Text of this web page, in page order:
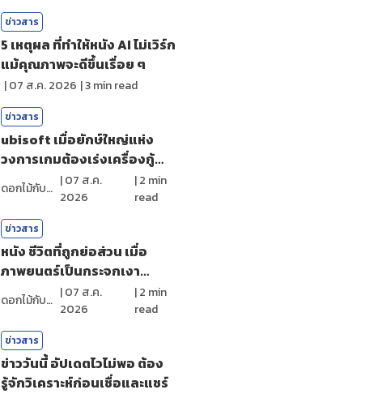
ข่าวสาร
5 เหตุผล ที่ทำให้หนัง AI ไม่เวิร์ก
แม้คุณภาพจะดีขึ้นเรื่อย ๆ
|07 ส.ค. 2026 |3min read
ข่าวสาร
ubisoft เมื่อยักษ์ใหญ่แห่ง
วงการเกมต้องเร่งเครื่องกู้
ศรัทธา
ดอกไม้กับสายน้ำ |07 ส.ค.
2026
|2 min
read
ข่าวสาร
หนัง ชีวิตที่ถูกย่อส่วน เมื่อ
ภาพยนตร์เป็นกระจกเงา
สะท้อนตัวตน
ดอกไม้กับสายน้ำ |07 ส.ค.
2026
|2 min
read
ข่าวสาร
ข่าววันนี้ อัปเดตไวไม่พอ ต้อง
รู้จักวิเคราะห์ก่อนเชื่อและแชร์